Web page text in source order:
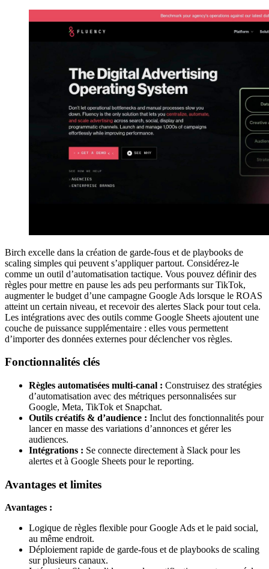
Birch excelle dans la création de garde-fous et de playbooks de
scaling simples qui peuvent s’appliquer partout. Considérez-le
comme un outil d’automatisation tactique. Vous pouvez définir des
règles pour mettre en pause les ads peu performants sur TikTok,
augmenter le budget d’une campagne Google Ads lorsque le ROAS
atteint un certain niveau, et recevoir des alertes Slack pour tout cela.
Les intégrations avec des outils comme Google Sheets ajoutent une
couche de puissance supplémentaire : elles vous permettent
d’importer des données externes pour déclencher vos règles.
Fonctionnalités clés
Règles automatisées multi-canal : Construisez des stratégies
d’automatisation avec des métriques personnalisées sur
Google, Meta, TikTok et Snapchat.
Outils créatifs & d’audience : Inclut des fonctionnalités pour
lancer en masse des variations d’annonces et gérer les
audiences.
Intégrations : Se connecte directement à Slack pour les
alertes et à Google Sheets pour le reporting.
Avantages et limites
Avantages :
Logique de règles flexible pour Google Ads et le paid social,
au même endroit.
Déploiement rapide de garde-fous et de playbooks de scaling
sur plusieurs canaux.